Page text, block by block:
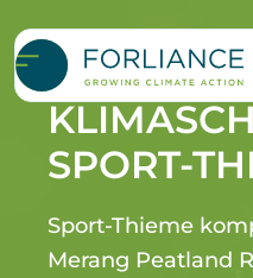
SPORT-
Sport-Thieme
Merang Peatland